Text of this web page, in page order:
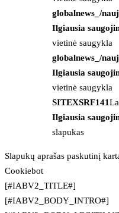
globalnews_/
Ilgiausia
vietinė saugykla
globalnews_/
Ilgiausia
vietinė saugykla
SITEXSRF141
Ilgiausia
slapukas
Slapukų aprašas paskutinį
Cookiebot
[#IABV2_TITLE#]
[#IABV2_BODY_INTRO#]